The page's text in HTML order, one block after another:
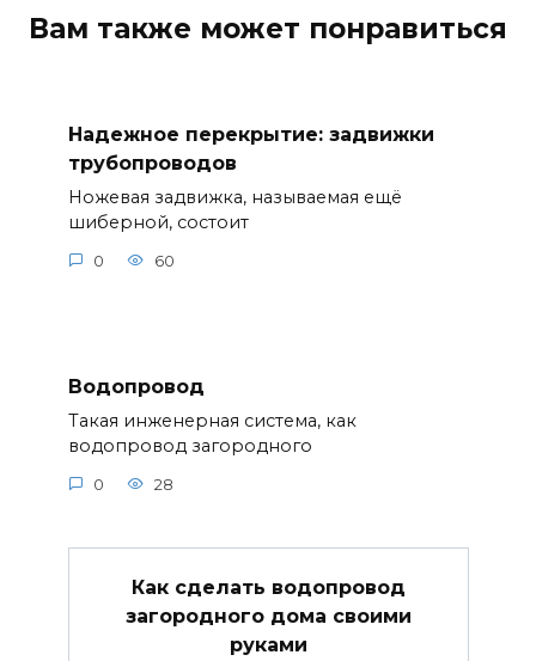
Вам также может понравиться
Надежное перекрытие: задвижки
трубопроводов
Ножевая задвижка, называемая ещё
шиберной, состоит
0 60
Водопровод
Такая инженерная система, как
водопровод загородного
0 28
Как сделать водопровод
загородного дома своими
руками